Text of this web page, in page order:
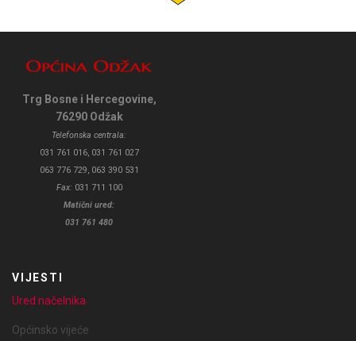
Trg Bosne i Hercegovine,
76290 Odžak
Telefonska centrala:
031 761 016, 031 761 027
063 776 729, 063 390 531
Fax: 031 711 100
Matični ured:
031 761 480
VIJESTI
Ured načelnika
Općinsko vijeće